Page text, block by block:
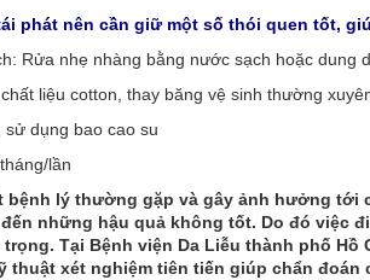
phát nên cần giữ một số thói quen tốt,
Rửa nhẹ nhàng bằng nước sạch hoặc dung
liệu cotton, thay băng vệ sinh thường
dụng bao cao su
lần
bệnh lý thường gặp và gây ảnh hưởng tới
những hậu quả không tốt. Do đó việc
Tại Bệnh viện Da Liễu thành phố
thuật xét nghiệm tiên tiến giúp chẩn